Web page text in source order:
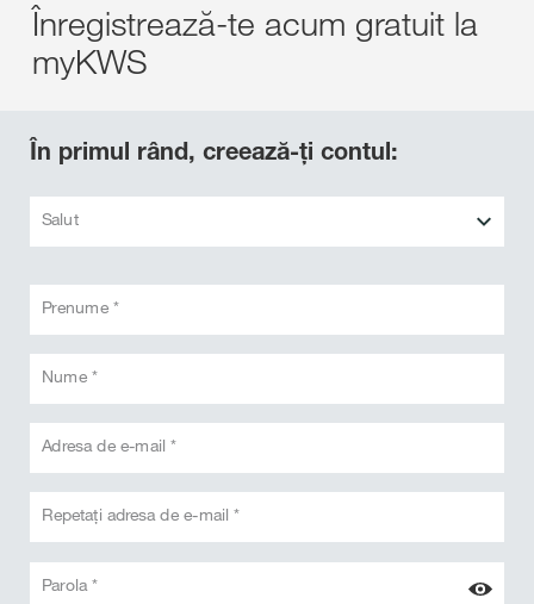
Înregistrează-te acum gratuit la
myKWS
În primul rând, creează-ți contul:
Salut
Prenume *
Nume *
Adresa de e-mail *
Repetați adresa de e-mail *
Parola *